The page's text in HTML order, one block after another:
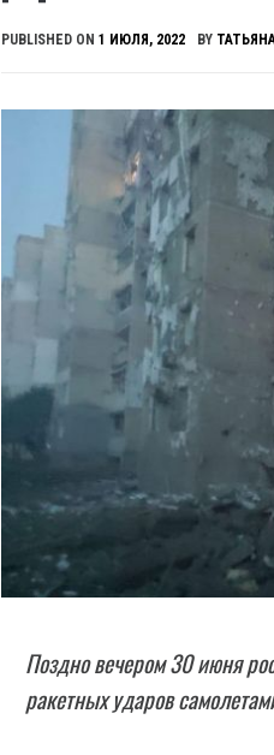
PUBLISHED ON 1 ИЮЛЯ, 2022 BY
Поздно вечером 30 июня
ракетных ударов